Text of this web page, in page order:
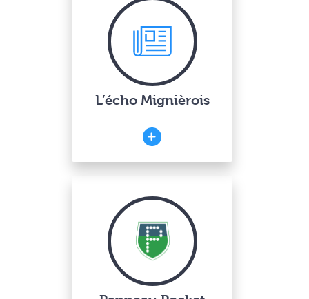
L’écho Mignièrois